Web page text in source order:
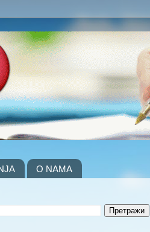
O NAMA